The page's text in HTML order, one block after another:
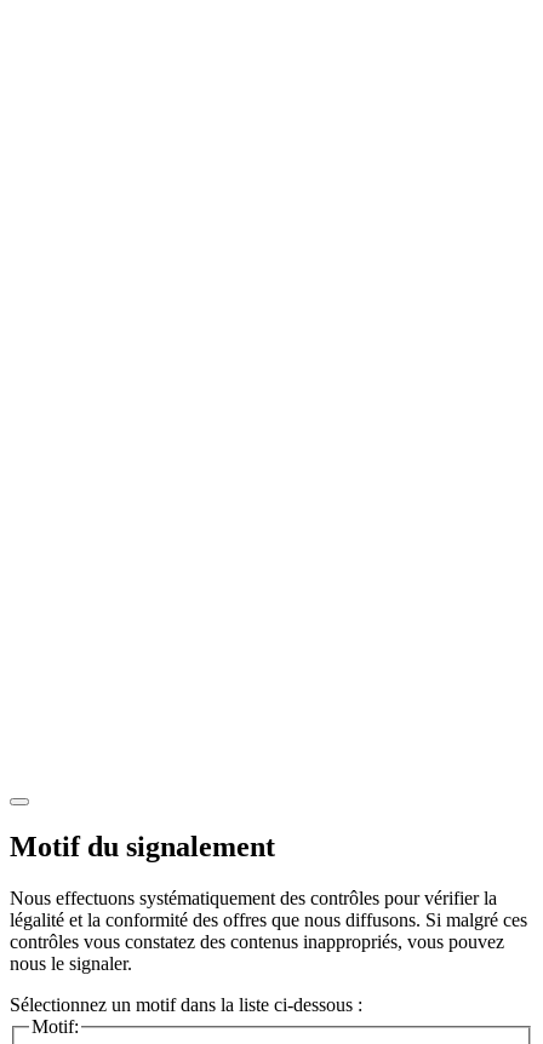
Motif du signalement
Nous effectuons systématiquement des contrôles pour vérifier la
légalité et la conformité des offres que nous diffusons. Si malgré ces
contrôles vous constatez des contenus inappropriés, vous pouvez
nous le signaler.
Sélectionnez un motif dans la liste ci-dessous :
Motif: